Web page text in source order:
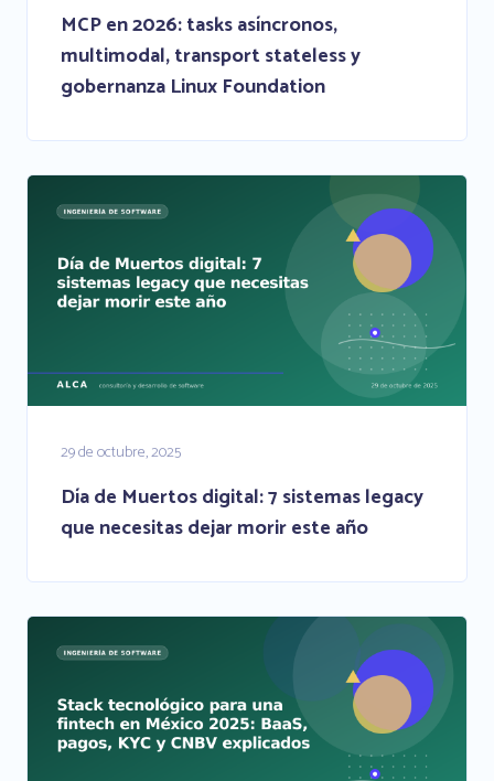
MCP en 2026: tasks asíncronos,
multimodal, transport stateless y
gobernanza Linux Foundation
29 de octubre, 2025
Día de Muertos digital: 7 sistemas legacy
que necesitas dejar morir este año